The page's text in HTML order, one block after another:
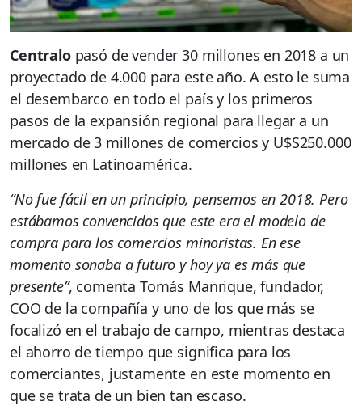
Centralopasó de vender 30 millones en 2018 a un
proyectado de 4.000 para este año. A esto le suma
el desembarco en todo el país y los primeros
pasos de la expansión regional para llegar a un
mercado de 3 millones de comercios y U$S250.000
millones en Latinoamérica.
“No fue fácil en un principio, pensemos en 2018. Pero
estábamos convencidos que este era el modelo de
compra para los comercios minoristas. En ese
momento sonaba a futuro y hoy ya es más que
presente”, comenta Tomás Manrique, fundador,
COO de la compañía y uno de los que más se
focalizó en el trabajo de campo, mientras destaca
el ahorro de tiempo que significa para los
comerciantes, justamente en este momento en
que se trata de un bien tan escaso.